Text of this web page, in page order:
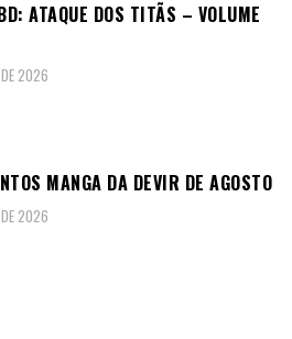
ATAQUE DOS TITÃS – VOLUME
2026
MANGA DA DEVIR DE AGOSTO
2026